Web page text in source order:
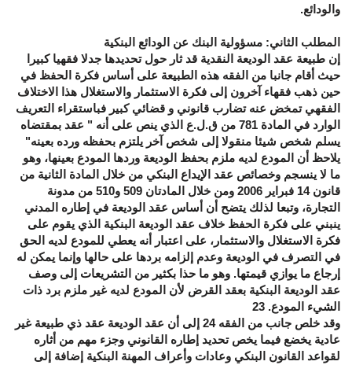
والودائع.
المطلب الثاني: مسؤولية البنك عن الودائع البنكية
إن طبيعة عقد الوديعة النقدية قد ثار حول تحديدها جدلا فقهيا كبيرا
حيث أقام جانبا من الفقه هذه الطبيعة على أساس فكرة الحفظ في
حين ذهب فقهاء آخرون إلى فكرة الاستثمار والاستغلال هذا الاختلاف
الفقهي تمخض عنه تضارب قانوني و قضائي كبير فباستقراء التعريف
الوارد في المادة 781 من ق.ل.ع الذي ينص على أنه " عقد بمقتضاه
يسلم شخص شيئا منقولا إلى شخص آخر يلتزم بحفظه ورده بعينه"
يلاحظ أن المودع لديه ملزم بحفظ الوديعة وردها المودع بعينها، وهو
ما لا ينسجم وخصائص عقد الإيداع البنكي من خلال المادة الثانية من
قانون 14 فبراير 2006 ومن خلال المادتان 509 و510 من مدونة
التجارة، وتبعا لذلك يتضح أن أساس عقد الوديعة في إطاره المدني
ينبني على فكرة الحفظ خلاف عقد الوديعة البنكية الذي يقوم على
فكرة الاستغلال والاستثمار، على اعتبار أنه يعطي للمودع لديه الحق
في التصرف في الوديعة وعدم إلزامه بردها على حالها وإنما يمكن له
إرجاع ما يوازي قيمتها. وهو ما حذا بكثير من التشريعات إلى وصف
عقد الوديعة البنكية بعقد القرض لأن المودع لديه غير ملزم برد ذات
الشيء المودع. 23
وقد خلص جانب من الفقه 24 إلى أن عقد الوديعة عقد ذي طبيعة غير
عادية يخضع فيما يخص تحديد إطاره القانوني وجزء مهم من أثاره
لقواعد القانون البنكي وعادات وأعراف المهنة البنكية إضافة إلى